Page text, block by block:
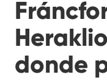
donde